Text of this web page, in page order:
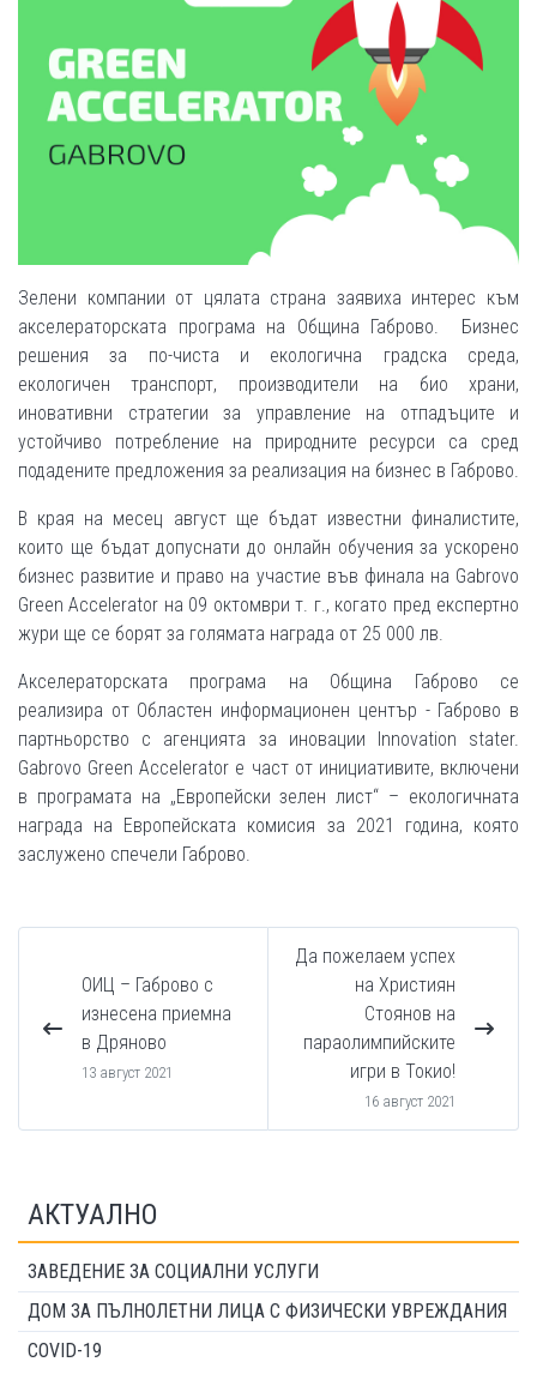
Зелени компании от цялата страна заявиха интерес към
акселераторската програма на Община Габрово. Бизнес
решения за по-чиста и екологична градска среда,
екологичен транспорт, производители на био храни,
иновативни стратегии за управление на отпадъците и
устойчиво потребление на природните ресурси са сред
подадените предложения за реализация на бизнес в Габрово.
В края на месец август ще бъдат известни финалистите,
които ще бъдат допуснати до онлайн обучения за ускорено
бизнес развитие и право на участие във финала на Gabrovo
Green Accelerator на 09 октомври т. г., когато пред експертно
жури ще се борят за голямата награда от 25 000 лв.
Акселераторската програма на Община Габрово се
реализира от Областен информационен център - Габрово в
партньорство с агенцията за иновации Innovation stater.
Gabrovo Green Accelerator е част от инициативите, включени
в програмата на „Европейски зелен лист“ – екологичната
награда на Европейската комисия за 2021 година, която
заслужено спечели Габрово.
ОИЦ – Габрово с
изнесена приемна
в Дряново
13 август 2021
Да пожелаем успех
на Християн
Стоянов на
параолимпийските
игри в Токио!
16 август 2021
АКТУАЛНО
ЗАВЕДЕНИЕ ЗА СОЦИАЛНИ УСЛУГИ
ДОМ ЗА ПЪЛНОЛЕТНИ ЛИЦА С ФИЗИЧЕСКИ УВРЕЖДАНИЯ
COVID-19